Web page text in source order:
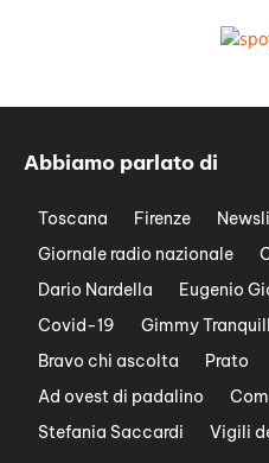
Abbiamo parlato di
Toscana Firenze
Giornale radio nazionale
Dario Nardella
Eugenio
Covid-19
Gimmy
Bravo chi ascolta
Prato
Ad ovest di padalino
Stefania Saccardi
Vigili